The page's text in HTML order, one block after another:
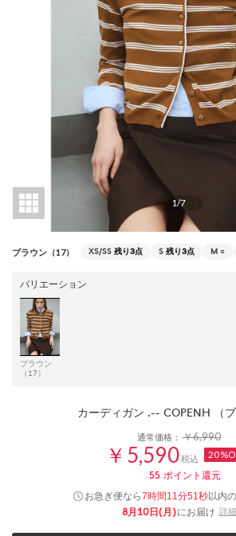
1/7
ブラウン（17） XS/SS 残り3点 S 残り3点 M ○
バリエーション
ブラウン
（17）
カーディガン .-- COPENH （ブ
通常価格：￥6,990
￥5,590税込
55 ポイント還元
お急ぎ便なら7時間11分51秒以内
8月10日(月)にお届け 詳細